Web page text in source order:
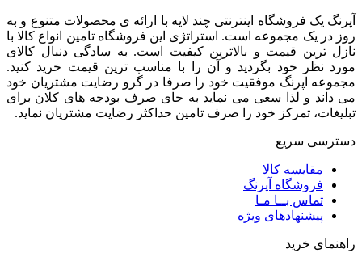
آپرنگ یک فروشگاه اینترنتی چند لایه با ارائه ی محصولات متنوع و به
روز در یک مجموعه است. استراتژی این فروشگاه تامین انواع کالا با
نازل ترین قیمت و بالاترین کیفیت است. به سادگی دنبال کالای
مورد نظر خود بگردید و آن را با مناسب ترین قیمت خرید کنید.
مجموعه اپرنگ موفقیت خود را صرفا در گرو رضایت مشتریان خود
می داند و لذا سعی می نماید به جای صرف بودجه های کلان برای
تبلیغات، تمرکز خود را صرف تامین حداکثر رضایت مشتریان نماید‌.
دسترسی سریع
مقایسه کالا
فروشگاه آپرنگ
تماس بــا مـا
پیشنهادهای ویژه
راهنمای خرید